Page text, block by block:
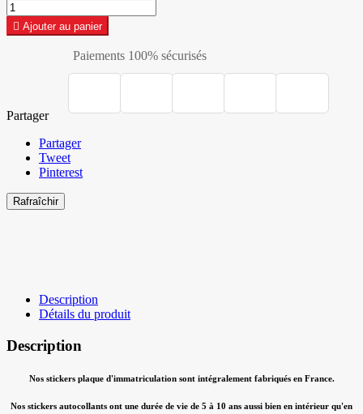
 Ajouter au panier
Paiements 100% sécurisés
Partager
Partager
Tweet
Pinterest
Description
Détails du produit
Description
Nos stickers plaque d'immatriculation sont intégralement fabriqués en France.
Nos stickers autocollants ont une durée de vie de 5 à 10 ans aussi bien en intérieur qu'en